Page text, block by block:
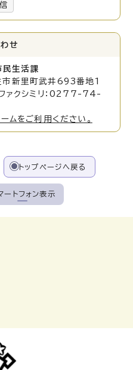
せ
生活課
新里町武井693番地1
クシミリ：0277-74-
ムをご利用ください。
トップページへ戻る
ートフォン表示